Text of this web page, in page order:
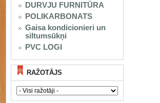
DURVJU FURNITŪRA
POLIKARBONATS
Gaisa kondicionieri un
siltumsūkņi
PVC LOGI
RAŽOTĀJS